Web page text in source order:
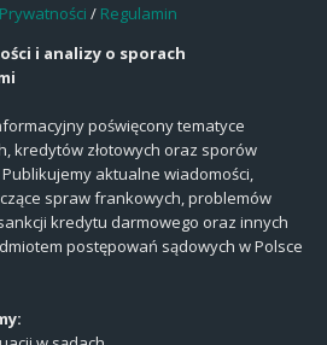
/ Regulamin
i analizy o sporach
poświęcony tematyce
kredytów złotowych oraz sporów
aktualne wiadomości,
spraw frankowych, problemów
kredytu darmowego oraz innych
postępowań sądowych w Polsce